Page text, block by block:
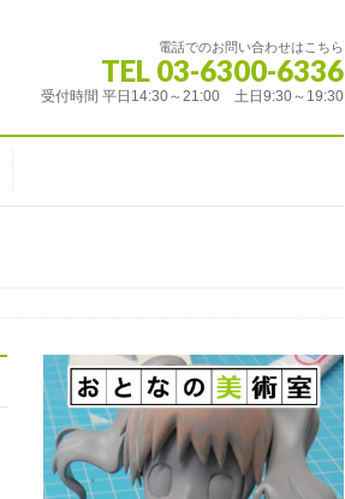
電話でのお問い合わせはこちら
TEL 03-6300-6336
受付時間 平日14:30～21:00 土日9:30～19:30